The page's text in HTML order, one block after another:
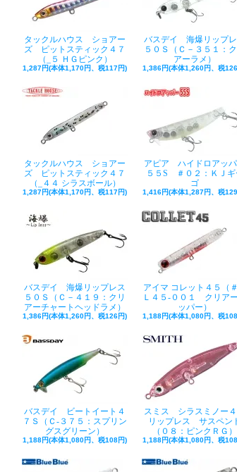
タックルハウス ショアー
ズ ピットスティック４７
（_５ ＨＧピンク）
1,287円(本体1,170円、税117円)
バスデイ 海爆リップ
５０Ｓ（Ｃ－３５１：ク
アーラメ）
1,386円(本体1,260円、税
タックルハウス ショアー
ズ ピットスティック４７
（_４４ シラスボール）
1,287円(本体1,170円、税117円)
アピア ハイドロアッ
５５S ＃０２：ＫＪギ
ゴ
1,416円(本体1,287円、税
バスデイ 海爆リップレス
５０Ｓ（Ｃ－４１９：クリ
アーチャートヘッドラメ）
1,386円(本体1,260円、税126円)
アイマ コレット４５（
Ｌ４５‐００１ クリア
ッパー）
1,188円(本体1,080円、税
バスデイ ビートイート４
７Ｓ（Ｃ-３７５：スプリン
グスグリーン）
1,188円(本体1,080円、税108円)
スミス シラスミノー４
リップレス サスペン
（０８：ピンクＲＧ）
1,188円(本体1,080円、税